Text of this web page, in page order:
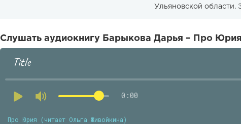
Ульяновской области.
Слушать аудиокнигу Барыкова Дарья – Про
Title
0:00
Про Юрия (читает Ольга Живойкина)